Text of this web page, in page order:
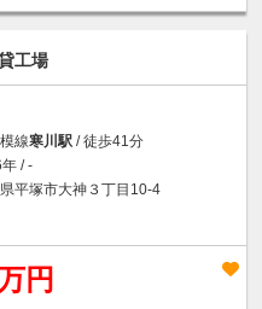
工場
線寒川駅 / 徒歩41分
/ -
平塚市大神３丁目10-4
円